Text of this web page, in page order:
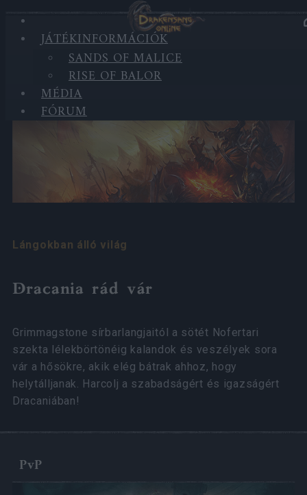
JÁTÉKINFORMÁCIÓK
SANDS OF MALICE
RISE OF BALOR
MÉDIA
FÓRUM
JÁTÉKINFORMÁCIÓK
Világ
Lángokban álló világ
Dracania rád vár
Grimmagstone sírbarlangjaitól a sötét Nofertari
szekta lélekbörtönéig kalandok és veszélyek sora
vár a hősökre, akik elég bátrak ahhoz, hogy
helytálljanak. Harcolj a szabadságért és igazságért
Dracaniában!
PvP